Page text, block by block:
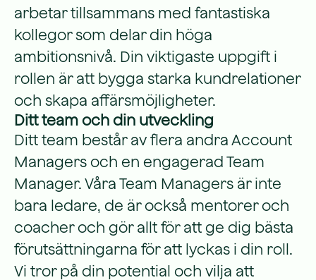
arbetar tillsammans med fantastiska
kollegor som delar din höga
ambitionsnivå. Din viktigaste uppgift i
rollen är att bygga starka kundrelationer
och skapa affärsmöjligheter.
Ditt team och din utveckling
Ditt team består av flera andra Account
Managers och en engagerad Team
Manager. Våra Team Managers är inte
bara ledare, de är också mentorer och
coacher och gör allt för att ge dig bästa
förutsättningarna för att lyckas i din roll.
Vi tror på din potential och vilja att